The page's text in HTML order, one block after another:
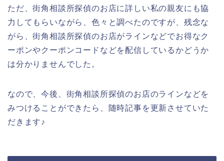
ただ、街角相談所探偵のお店に詳しい私の親友にも協
力してもらいながら、色々と調べたのですが、残念な
がら、街角相談所探偵のお店がラインなどでお得なク
ーポンやクーポンコードなどを配信しているかどうか
は分かりませんでした。
なので、今後、街角相談所探偵のお店のラインなどを
みつけることができたら、随時記事を更新させていた
だきます♪